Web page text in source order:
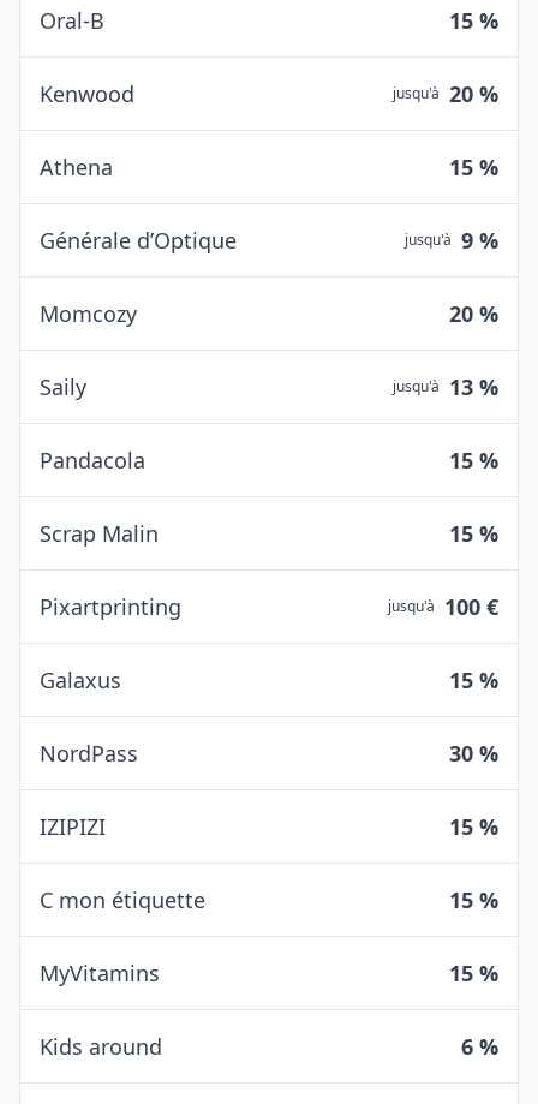
Oral-B 15 %
Kenwood jusqu'à 20 %
Athena 15 %
Générale d’Optique jusqu'à 9 %
Momcozy 20 %
Saily jusqu'à 13 %
Pandacola 15 %
Scrap Malin 15 %
Pixartprinting jusqu'à 100 €
Galaxus 15 %
NordPass 30 %
IZIPIZI 15 %
C mon étiquette 15 %
MyVitamins 15 %
Kids around 6 %